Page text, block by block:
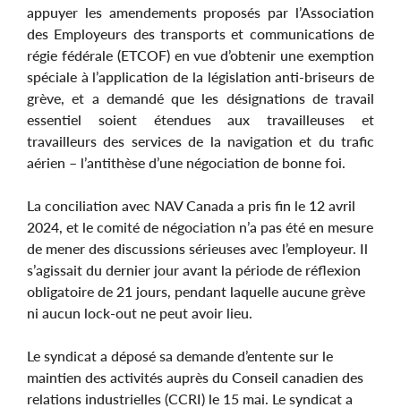
appuyer les amendements proposés par l’Association
des Employeurs des transports et communications de
régie fédérale (ETCOF) en vue d’obtenir une exemption
spéciale à l’application de la législation anti-briseurs de
grève, et a demandé que les désignations de travail
essentiel soient étendues aux travailleuses et
travailleurs des services de la navigation et du trafic
aérien – l’antithèse d’une négociation de bonne foi.
La conciliation avec NAV Canada a pris fin le 12 avril
2024, et le comité de négociation n’a pas été en mesure
de mener des discussions sérieuses avec l’employeur. Il
s’agissait du dernier jour avant la période de réflexion
obligatoire de 21 jours, pendant laquelle aucune grève
ni aucun lock-out ne peut avoir lieu.
Le syndicat a déposé sa demande d’entente sur le
maintien des activités auprès du Conseil canadien des
relations industrielles (CCRI) le 15 mai. Le syndicat a